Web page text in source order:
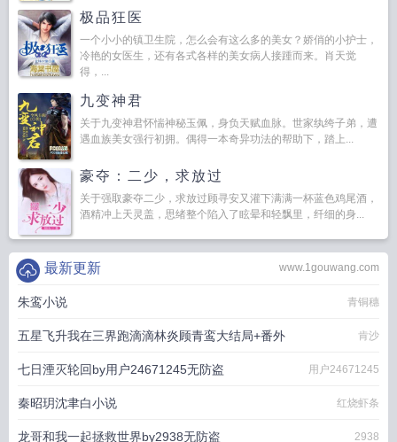
极品狂医
一个小小的镇卫生院，怎么会有这么多的美女？娇俏的小护士，
冷艳的女医生，还有各式各样的美女病人接踵而来。肖天觉
得，...
九变神君
关于九变神君怀惴神秘玉佩，身负天赋血脉。世家纨绔子弟，遭
遇血族美女强行初拥。偶得一本奇异功法的帮助下，踏上...
豪夺：二少，求放过
关于强取豪夺二少，求放过顾寻安又灌下满满一杯蓝色鸡尾酒，
酒精冲上天灵盖，思绪整个陷入了眩晕和轻飘里，纤细的身...
www.1gouwang.com
最新更新
朱鸾小说 青铜穗
五星飞升我在三界跑滴滴林炎顾青鸾大结局+番外 肯沙
七日湮灭轮回by用户24671245无防盗 用户24671245
秦昭玥沈聿白小说 红烧虾条
龙哥和我一起拯救世界by2938无防盗 2938